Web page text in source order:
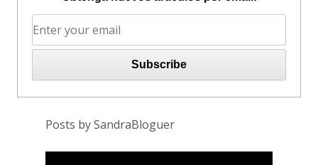
Posts by SandraBloguer